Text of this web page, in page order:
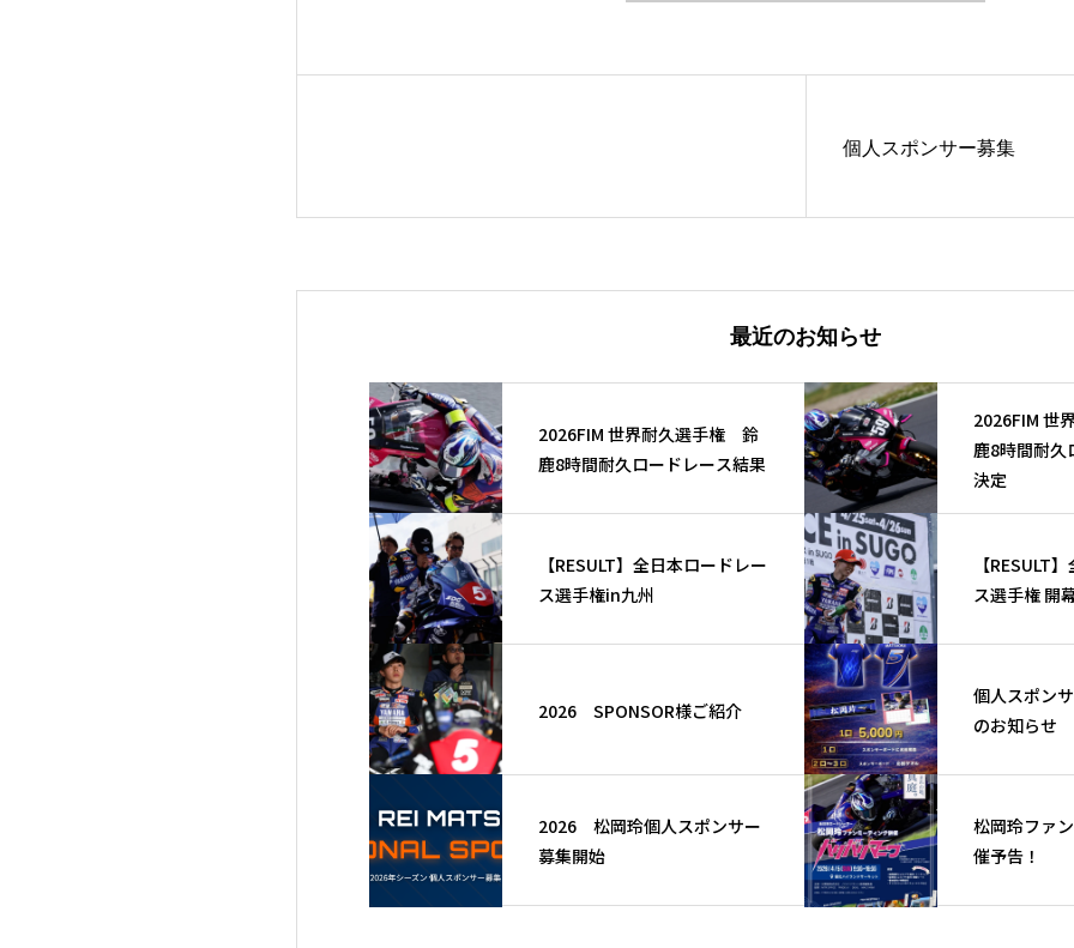
個人スポンサー募集
最近のお知らせ
2026FIM 世界耐久選手権 鈴
鹿8時間耐久ロードレース結果
2026FIM 世
鹿8時間耐久
決定
【RESULT】全日本ロードレー
ス選手権in九州
【RESULT
ス選手権 開
2026 SPONSOR様ご紹介
個人スポン
のお知らせ
2026 松岡玲個人スポンサー
募集開始
松岡玲ファ
催予告！